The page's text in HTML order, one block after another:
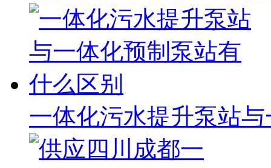
一体化污水提升泵站